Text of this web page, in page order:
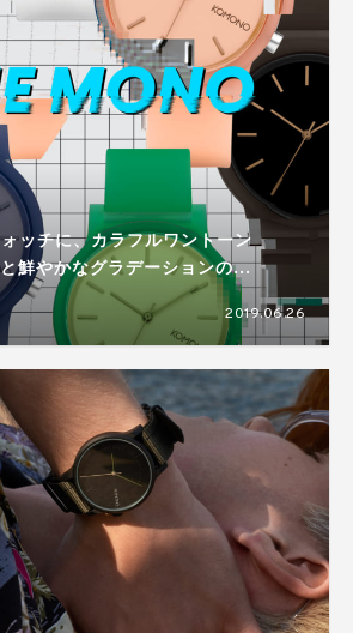
ッチに、カラフルワントーン
鮮やかなグラデーションの
2019.06.26